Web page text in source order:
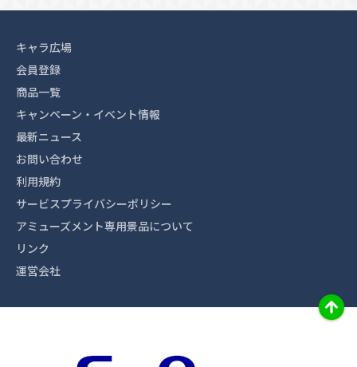
キャラ広場
会員登録
商品一覧
キャンペーン・イベント情報
最新ニュース
お問い合わせ
利用規約
サービスプライバシーポリシー
アミューズメント専用景品について
リンク
運営会社